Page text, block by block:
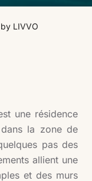
LIVVO
une résidence
la zone de
pas des
allient une
et des murs